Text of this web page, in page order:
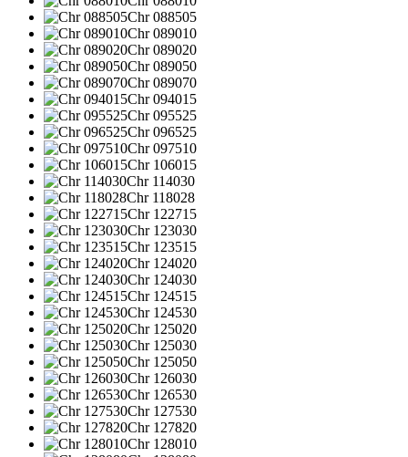
Chr 088505
Chr 089010
Chr 089020
Chr 089050
Chr 089070
Chr 094015
Chr 095525
Chr 096525
Chr 097510
Chr 106015
Chr 114030
Chr 118028
Chr 122715
Chr 123030
Chr 123515
Chr 124020
Chr 124030
Chr 124515
Chr 124530
Chr 125020
Chr 125030
Chr 125050
Chr 126030
Chr 126530
Chr 127530
Chr 127820
Chr 128010